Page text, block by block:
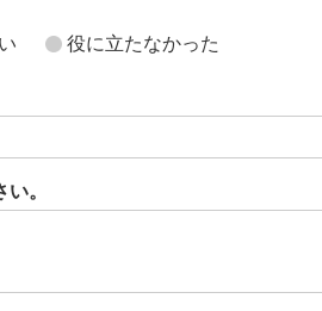
役に立たなかった
。